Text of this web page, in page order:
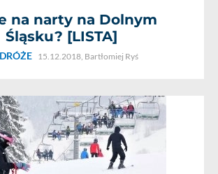
na narty na Dolnym
Śląsku? [LISTA]
15.12.2018, Bartłomiej Ryś